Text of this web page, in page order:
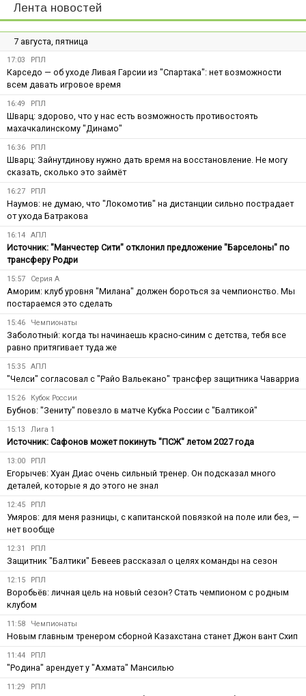
Лента новостей
7 августа, пятница
17:03 РПЛ
Карседо — об уходе Ливая Гарсии из "Спартака": нет возможности
всем давать игровое время
16:49 РПЛ
Шварц: здорово, что у нас есть возможность противостоять
махачкалинскому "Динамо"
16:36 РПЛ
Шварц: Зайнутдинову нужно дать время на восстановление. Не могу
сказать, сколько это займёт
16:27 РПЛ
Наумов: не думаю, что "Локомотив" на дистанции сильно пострадает
от ухода Батракова
16:14 АПЛ
Источник: "Манчестер Сити" отклонил предложение "Барселоны" по
трансферу Родри
15:57 Серия А
Аморим: клуб уровня "Милана" должен бороться за чемпионство. Мы
постараемся это сделать
15:46 Чемпионаты
Заболотный: когда ты начинаешь красно-синим с детства, тебя все
равно притягивает туда же
15:35 АПЛ
"Челси" согласовал с "Райо Вальекано" трансфер защитника Чаварриа
15:26 Кубок России
Бубнов: "Зениту" повезло в матче Кубка России с "Балтикой"
15:13 Лига 1
Источник: Сафонов может покинуть "ПСЖ" летом 2027 года
13:00 РПЛ
Егорычев: Хуан Диас очень сильный тренер. Он подсказал много
деталей, которые я до этого не знал
12:45 РПЛ
Умяров: для меня разницы, с капитанской повязкой на поле или без, —
нет вообще
12:31 РПЛ
Защитник "Балтики" Бевеев рассказал о целях команды на сезон
12:15 РПЛ
Воробьёв: личная цель на новый сезон? Стать чемпионом с родным
клубом
11:58 Чемпионаты
Новым главным тренером сборной Казахстана станет Джон вант Схип
11:44 РПЛ
"Родина" арендует у "Ахмата" Мансилью
11:29 РПЛ